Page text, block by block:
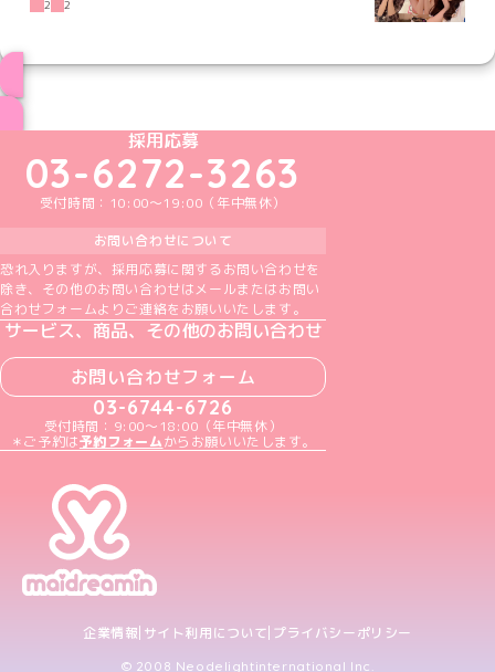
2
2
めいどりーみんTikTok公式アカウント
めいどりーみんX公式アカウント
めいどりーみんInstagram公式アカウント
めいどりーみんFacebook公式アカウン
めいどりーみんYouTube公式アカ
採用応募
03-6272-3263
受付時間：10:00～19:00（年中無休）
お問い合わせについて
恐れ入りますが、採用応募に関するお問い合わせを
除き、その他のお問い合わせはメールまたはお問い
合わせフォームよりご連絡をお願いいたします。
サービス、商品、その他のお問い合わせ
お問い合わせフォーム
03-6744-6726
受付時間：9:00～18:00（年中無休）
＊ご予約は予約フォームからお願いいたします。
企業情報 サイト利用について プライバシーポリシー
© 2008 Neodelightinternational Inc.